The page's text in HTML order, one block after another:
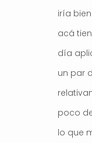
iría
acá
día
un par
poco
lo que